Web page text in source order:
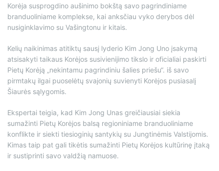
Korėja susprogdino aušinimo bokštą savo pagrindiniame
branduoliniame komplekse, kai anksčiau vyko derybos dėl
nusiginklavimo su Vašingtonu ir kitais.
Kelių naikinimas atitiktų sausį lyderio Kim Jong Uno įsakymą
atsisakyti taikaus Korėjos susivienijimo tikslo ir oficialiai paskirti
Pietų Korėją „nekintamu pagrindiniu šalies priešu“. iš savo
pirmtakų ilgai puoselėtų svajonių suvienyti Korėjos pusiasalį
Šiaurės sąlygomis.
Ekspertai teigia, kad Kim Jong Unas greičiausiai siekia
sumažinti Pietų Korėjos balsą regioniniame branduoliniame
konflikte ir siekti tiesioginių santykių su Jungtinėmis Valstijomis.
Kimas taip pat gali tikėtis sumažinti Pietų Korėjos kultūrinę įtaką
ir sustiprinti savo valdžią namuose.